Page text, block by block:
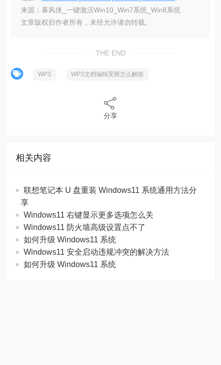
来源：暴风侠_一键激活Win10_Win7系统_Win8系统
文章版权归作者所有，未经允许请勿转载。
THE END
WPS WPS文档编辑受限怎么解除
分享
相关内容
联想笔记本 U 盘重装 Windows11 系统通用方法分
享
Windows11 右键显示更多选项怎么关
Windows11 防火墙高级设置点不了
如何升级 Windows11 系统
Windows11 安全启动违规冲突的解决方法
如何升级 Windows11 系统